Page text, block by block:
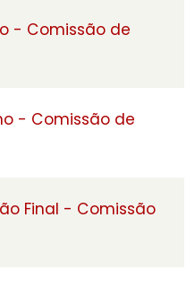
- Comissão de
- Comissão de
Final - Comissão